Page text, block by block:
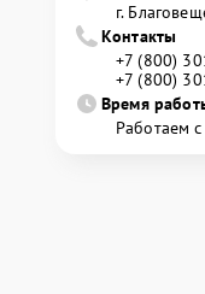
г.
Контакты
+7 (800)
+7 (800)
Время
Работаем